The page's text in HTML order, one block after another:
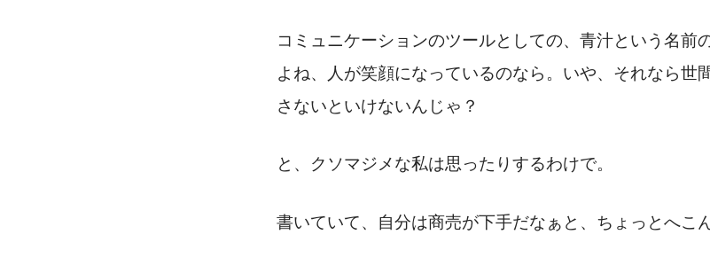
コミュニケーションのツールとしての、青汁という名前
よね、人が笑顔になっているのなら。いや、それなら世
さないといけないんじゃ？
と、クソマジメな私は思ったりするわけで。
書いていて、自分は商売が下手だなぁと、ちょっとへこ